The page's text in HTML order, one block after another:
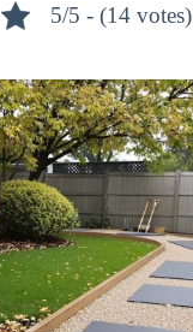
5/5 - (14 votes)